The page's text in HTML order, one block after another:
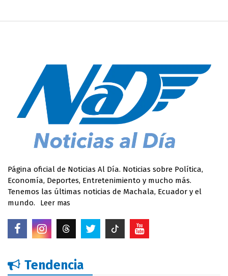
Página oficial de Noticias Al Día. Noticias sobre Política,
Economía, Deportes, Entretenimiento y mucho más.
Tenemos las últimas noticias de Machala, Ecuador y el
mundo.
Leer mas
Tendencia